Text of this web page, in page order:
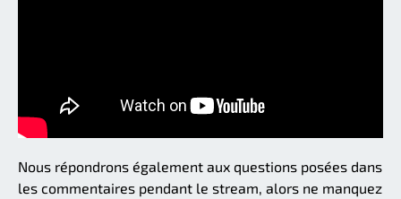
Nous répondrons également aux questions posées dans
les commentaires pendant le stream, alors ne manquez